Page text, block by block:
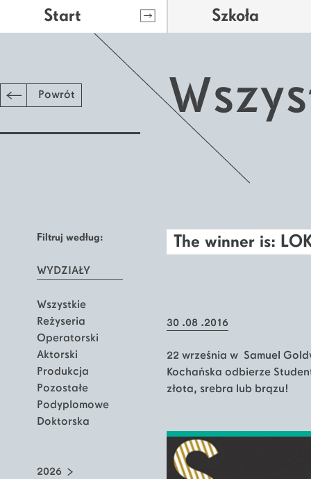
Start Szkoła
Powrót
Filtruj według:
WYDZIAŁY
Wszystkie
Reżyseria
Operatorski
Aktorski
Produkcja
Pozostałe
Podyplomowe
Doktorska
2026
The winner is:
30 .08 .2016
22 września w Samuel
Kochańska odbierze
złota, srebra lub brązu!